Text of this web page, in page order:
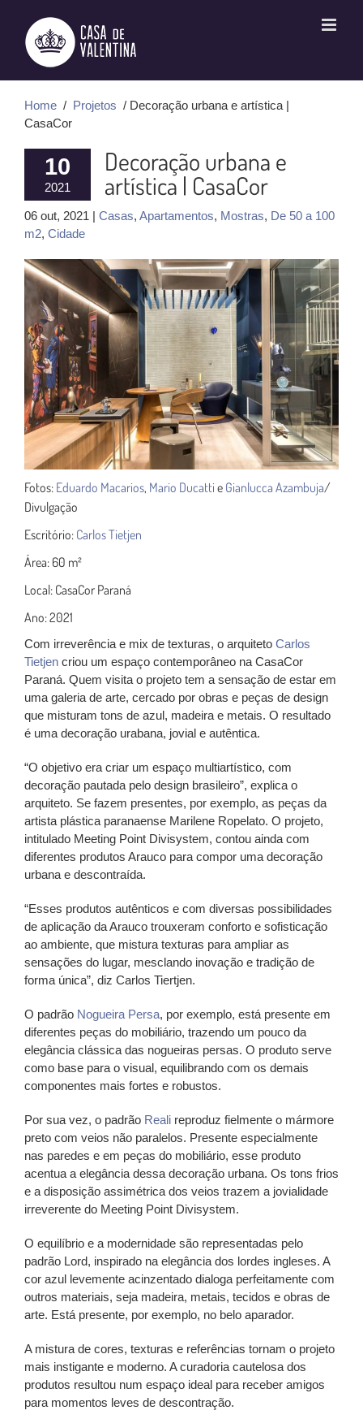
conteúdo
Home / Projetos / Decoração urbana e artística |
CasaCor
10
2021
Decoração urbana e
artística | CasaCor
06 out, 2021 | Casas, Apartamentos, Mostras, De 50 a 100
m2, Cidade
Fotos: Eduardo Macarios, Mario Ducatti e Gianlucca Azambuja/
Divulgação
Escritório: Carlos Tietjen
Área: 60 m²
Local: CasaCor Paraná
Ano: 2021
Com irreverência e mix de texturas, o arquiteto Carlos
Tietjen criou um espaço contemporâneo na CasaCor
Paraná. Quem visita o projeto tem a sensação de estar em
uma galeria de arte, cercado por obras e peças de design
que misturam tons de azul, madeira e metais. O resultado
é uma decoração urabana, jovial e autêntica.
“O objetivo era criar um espaço multiartístico, com
decoração pautada pelo design brasileiro”, explica o
arquiteto. Se fazem presentes, por exemplo, as peças da
artista plástica paranaense Marilene Ropelato. O projeto,
intitulado Meeting Point Divisystem, contou ainda com
diferentes produtos Arauco para compor uma decoração
urbana e descontraída.
“Esses produtos autênticos e com diversas possibilidades
de aplicação da Arauco trouxeram conforto e sofisticação
ao ambiente, que mistura texturas para ampliar as
sensações do lugar, mesclando inovação e tradição de
forma única”, diz Carlos Tiertjen.
O padrão Nogueira Persa, por exemplo, está presente em
diferentes peças do mobiliário, trazendo um pouco da
elegância clássica das nogueiras persas. O produto serve
como base para o visual, equilibrando com os demais
componentes mais fortes e robustos.
Por sua vez, o padrão Reali reproduz fielmente o mármore
preto com veios não paralelos. Presente especialmente
nas paredes e em peças do mobiliário, esse produto
acentua a elegância dessa decoração urbana. Os tons frios
e a disposição assimétrica dos veios trazem a jovialidade
irreverente do Meeting Point Divisystem.
O equilíbrio e a modernidade são representadas pelo
padrão Lord, inspirado na elegância dos lordes ingleses. A
cor azul levemente acinzentado dialoga perfeitamente com
outros materiais, seja madeira, metais, tecidos e obras de
arte. Está presente, por exemplo, no belo aparador.
A mistura de cores, texturas e referências tornam o projeto
mais instigante e moderno. A curadoria cautelosa dos
produtos resultou num espaço ideal para receber amigos
para momentos leves de descontração.